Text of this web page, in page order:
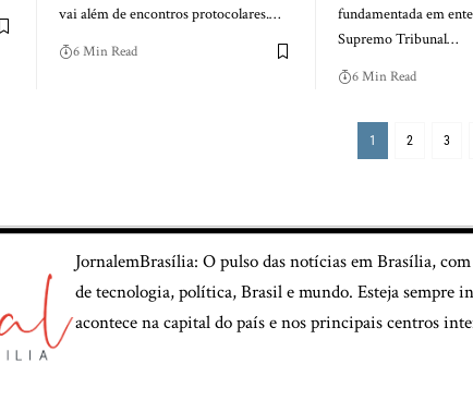
vai além de encontros protocolares.…
6 Min Read
fundamentada em
Supremo Tribunal…
6 Min Read
1 2 3
JornalemBrasília: O pulso das notícias em Brasília,
de tecnologia, política, Brasil e mundo. Esteja sempre
acontece na capital do país e nos principais centros